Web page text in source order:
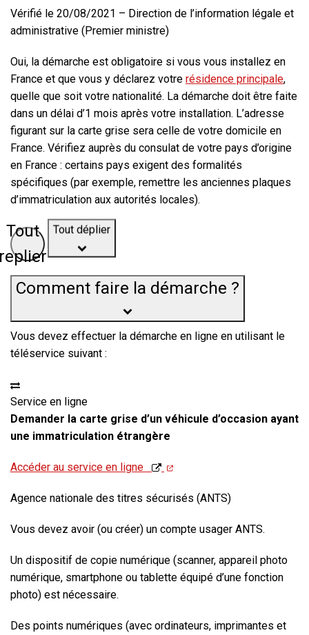
Vérifié le 20/08/2021 – Direction de l’information légale et
administrative (Premier ministre)
Oui, la démarche est obligatoire si vous vous installez en
France et que vous y déclarez votre résidence principale,
quelle que soit votre nationalité. La démarche doit être faite
dans un délai d’1 mois après votre installation. L’adresse
figurant sur la carte grise sera celle de votre domicile en
France. Vérifiez auprès du consulat de votre pays d’origine
en France : certains pays exigent des formalités
spécifiques (par exemple, remettre les anciennes plaques
d’immatriculation aux autorités locales).
Tout
Tout déplier
Comment faire la démarche ?
Vous devez effectuer la démarche en ligne en utilisant le
téléservice suivant :
Service en ligne
Demander la carte grise d’un véhicule d’occasion ayant
une immatriculation étrangère
Accéder au service en ligne
Agence nationale des titres sécurisés (ANTS)
Vous devez avoir (ou créer) un compte usager ANTS.
Un dispositif de copie numérique (scanner, appareil photo
numérique, smartphone ou tablette équipé d’une fonction
photo) est nécessaire.
Des points numériques (avec ordinateurs, imprimantes et